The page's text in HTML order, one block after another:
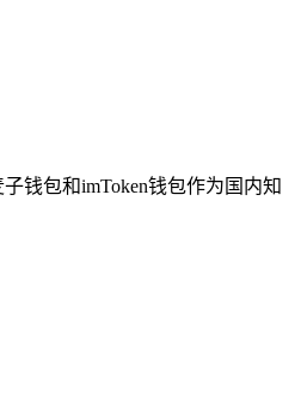
钱包和imToken钱包作为国内知